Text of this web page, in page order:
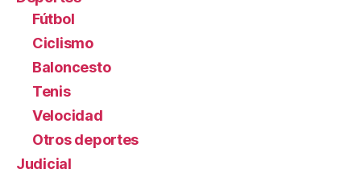
Fútbol
Ciclismo
Baloncesto
Tenis
Velocidad
Otros deportes
Judicial